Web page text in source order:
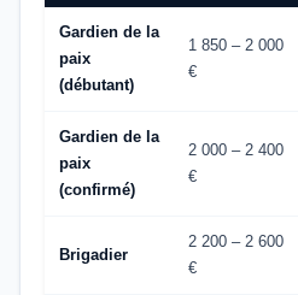
Gardien de la
paix
(débutant)
1 850 – 2 000
€
Gardien de la
paix
(confirmé)
2 000 – 2 400
€
Brigadier
2 200 – 2 600
€